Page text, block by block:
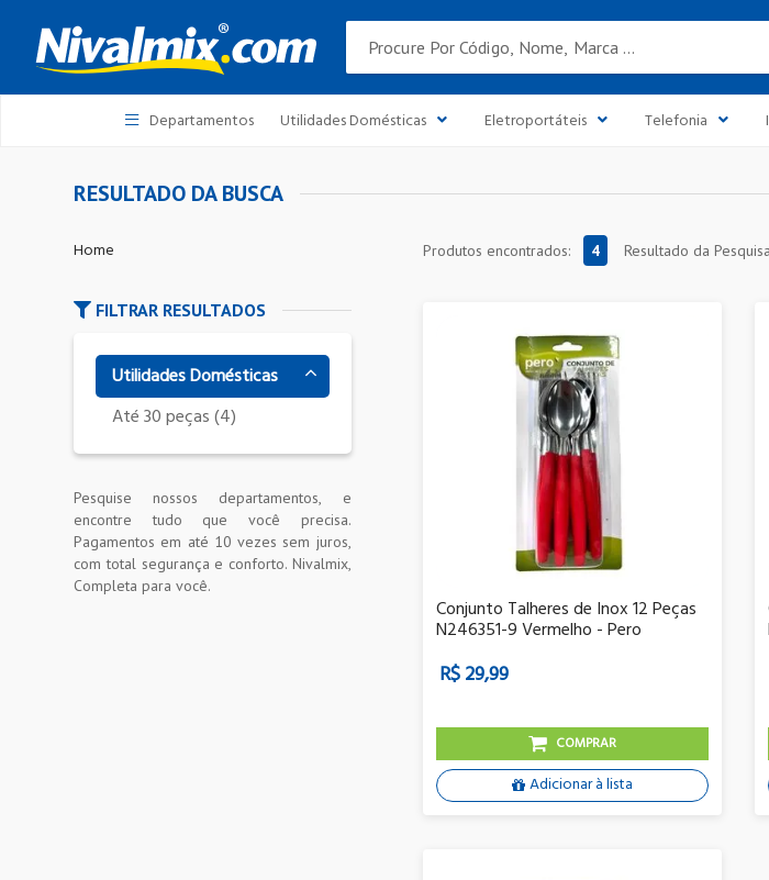
Departamentos Utilidades Domésticas Eletroportáteis Telefonia
RESULTADO DA BUSCA
Produtos encontrados: 4 Resultado da
Conjunto Talheres de Inox 12 Peças
N246351-9 Vermelho - Pero
R$ 29,99
COMPRAR
Adicionar à lista
FILTRAR RESULTADOS
Utilidades Domésticas
Até 30 peças (4)
Pesquise nossos departamentos, e
encontre tudo que você precisa.
Pagamentos em até 10 vezes sem juros,
com total segurança e conforto. Nivalmix,
Completa para você.